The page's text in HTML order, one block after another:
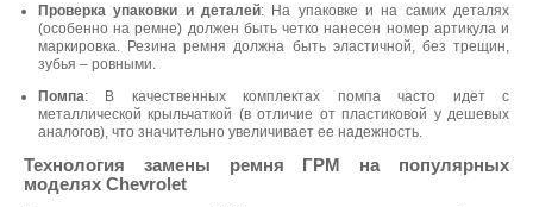
Проверка упаковки и деталей: На упаковке и на самих деталях
(особенно на ремне) должен быть четко нанесен номер артикула и
маркировка. Резина ремня должна быть эластичной, без трещин,
зубья – ровными.
Помпа: В качественных комплектах помпа часто идет с
металлической крыльчаткой (в отличие от пластиковой у дешевых
аналогов), что значительно увеличивает ее надежность.
Технология замены ремня ГРМ на популярных
моделях Chevrolet